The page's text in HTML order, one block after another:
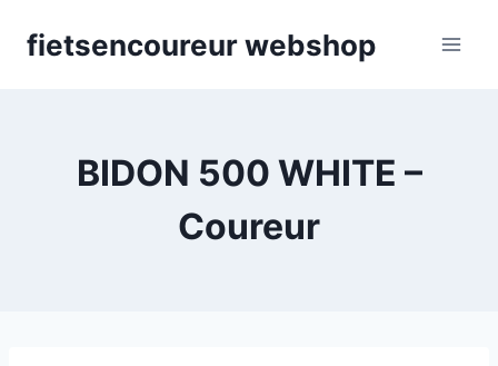
fietsencoureur webshop
BIDON 500 WHITE –
Coureur